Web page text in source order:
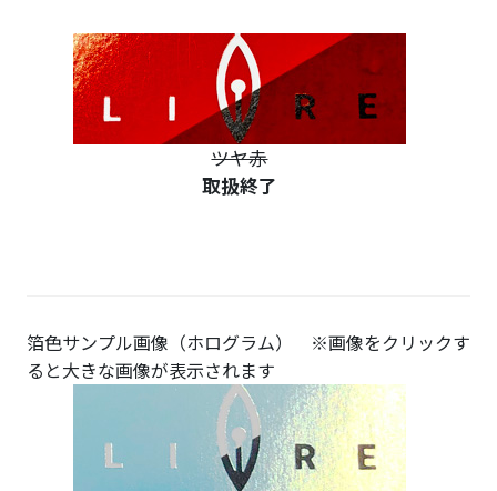
ツヤ赤
取扱終了
箔色サンプル画像（ホログラム） ※画像をクリックす
ると大きな画像が表示されます